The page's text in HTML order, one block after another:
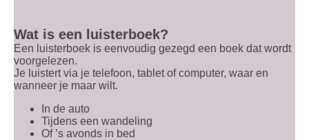
Wat is een luisterboek?
Een luisterboek is eenvoudig gezegd een boek dat wordt
voorgelezen.
Je luistert via je telefoon, tablet of computer, waar en
wanneer je maar wilt.
In de auto
Tijdens een wandeling
Of ’s avonds in bed